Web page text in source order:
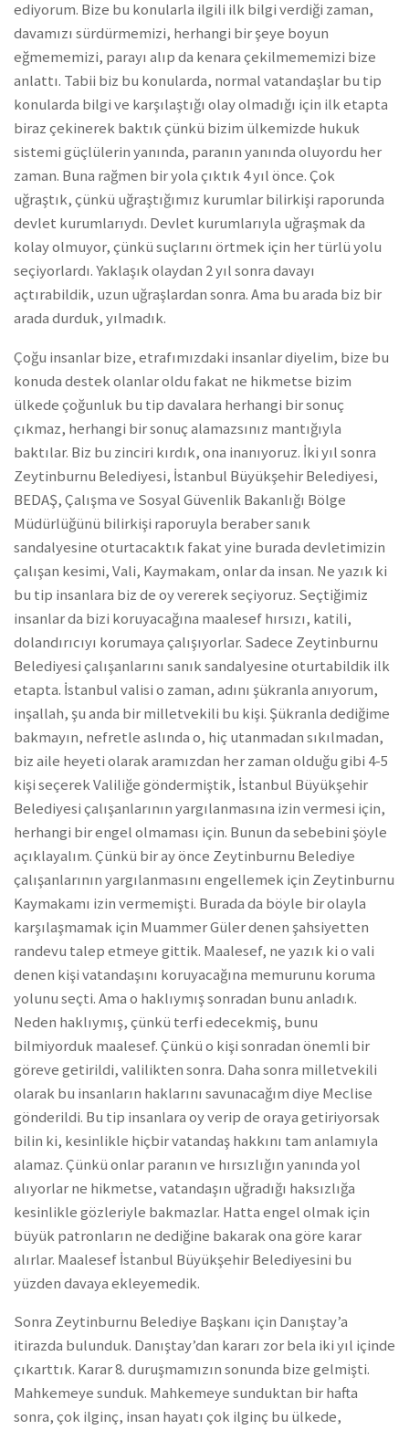
ediyorum. Bize bu konularla ilgili ilk bilgi verdiği zaman,
davamızı sürdürmemizi, herhangi bir şeye boyun
eğmememizi, parayı alıp da kenara çekilmememizi bize
anlattı. Tabii biz bu konularda, normal vatandaşlar bu tip
konularda bilgi ve karşılaştığı olay olmadığı için ilk etapta
biraz çekinerek baktık çünkü bizim ülkemizde hukuk
sistemi güçlülerin yanında, paranın yanında oluyordu her
zaman. Buna rağmen bir yola çıktık 4 yıl önce. Çok
uğraştık, çünkü uğraştığımız kurumlar bilirkişi raporunda
devlet kurumlarıydı. Devlet kurumlarıyla uğraşmak da
kolay olmuyor, çünkü suçlarını örtmek için her türlü yolu
seçiyorlardı. Yaklaşık olaydan 2 yıl sonra davayı
açtırabildik, uzun uğraşlardan sonra. Ama bu arada biz bir
arada durduk, yılmadık.
Çoğu insanlar bize, etrafımızdaki insanlar diyelim, bize bu
konuda destek olanlar oldu fakat ne hikmetse bizim
ülkede çoğunluk bu tip davalara herhangi bir sonuç
çıkmaz, herhangi bir sonuç alamazsınız mantığıyla
baktılar. Biz bu zinciri kırdık, ona inanıyoruz. İki yıl sonra
Zeytinburnu Belediyesi, İstanbul Büyükşehir Belediyesi,
BEDAŞ, Çalışma ve Sosyal Güvenlik Bakanlığı Bölge
Müdürlüğünü bilirkişi raporuyla beraber sanık
sandalyesine oturtacaktık fakat yine burada devletimizin
çalışan kesimi, Vali, Kaymakam, onlar da insan. Ne yazık ki
bu tip insanlara biz de oy vererek seçiyoruz. Seçtiğimiz
insanlar da bizi koruyacağına maalesef hırsızı, katili,
dolandırıcıyı korumaya çalışıyorlar. Sadece Zeytinburnu
Belediyesi çalışanlarını sanık sandalyesine oturtabildik ilk
etapta. İstanbul valisi o zaman, adını şükranla anıyorum,
inşallah, şu anda bir milletvekili bu kişi. Şükranla dediğime
bakmayın, nefretle aslında o, hiç utanmadan sıkılmadan,
biz aile heyeti olarak aramızdan her zaman olduğu gibi 4-5
kişi seçerek Valiliğe göndermiştik, İstanbul Büyükşehir
Belediyesi çalışanlarının yargılanmasına izin vermesi için,
herhangi bir engel olmaması için. Bunun da sebebini şöyle
açıklayalım. Çünkü bir ay önce Zeytinburnu Belediye
çalışanlarının yargılanmasını engellemek için Zeytinburnu
Kaymakamı izin vermemişti. Burada da böyle bir olayla
karşılaşmamak için Muammer Güler denen şahsiyetten
randevu talep etmeye gittik. Maalesef, ne yazık ki o vali
denen kişi vatandaşını koruyacağına memurunu koruma
yolunu seçti. Ama o haklıymış sonradan bunu anladık.
Neden haklıymış, çünkü terfi edecekmiş, bunu
bilmiyorduk maalesef. Çünkü o kişi sonradan önemli bir
göreve getirildi, valilikten sonra. Daha sonra milletvekili
olarak bu insanların haklarını savunacağım diye Meclise
gönderildi. Bu tip insanlara oy verip de oraya getiriyorsak
bilin ki, kesinlikle hiçbir vatandaş hakkını tam anlamıyla
alamaz. Çünkü onlar paranın ve hırsızlığın yanında yol
alıyorlar ne hikmetse, vatandaşın uğradığı haksızlığa
kesinlikle gözleriyle bakmazlar. Hatta engel olmak için
büyük patronların ne dediğine bakarak ona göre karar
alırlar. Maalesef İstanbul Büyükşehir Belediyesini bu
yüzden davaya ekleyemedik.
Sonra Zeytinburnu Belediye Başkanı için Danıştay’a
itirazda bulunduk. Danıştay’dan kararı zor bela iki yıl içinde
çıkarttık. Karar 8. duruşmamızın sonunda bize gelmişti.
Mahkemeye sunduk. Mahkemeye sunduktan bir hafta
sonra, çok ilginç, insan hayatı çok ilginç bu ülkede,